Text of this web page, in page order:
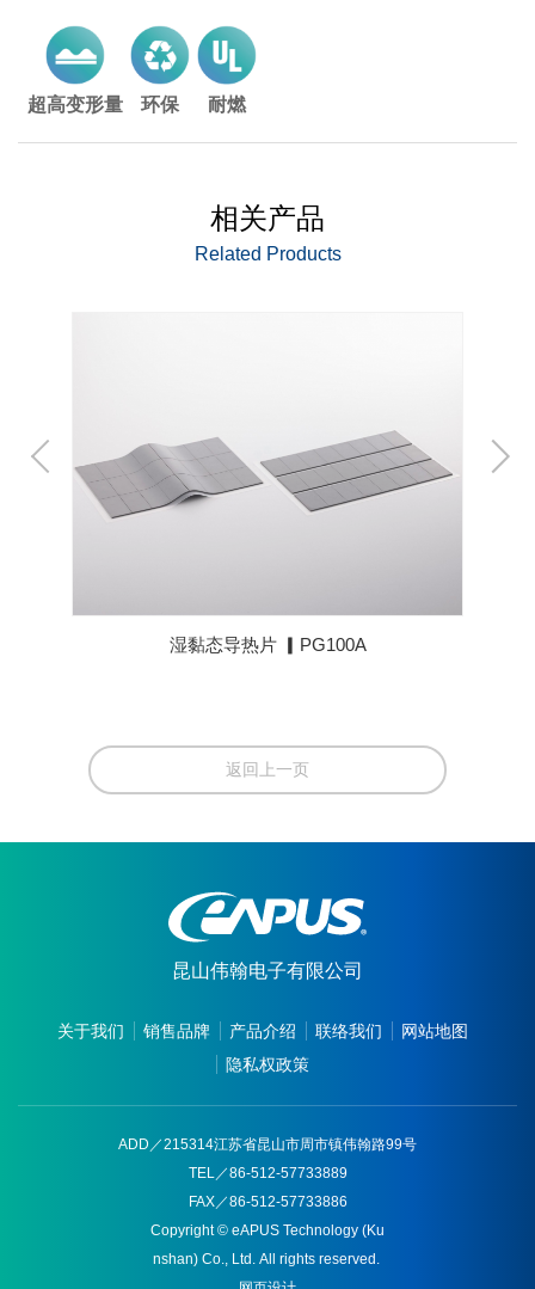
超高变形量 环保 耐燃
相关产品
Related Products
湿黏态导热片 ▎PG100A
返回上一页
昆山伟翰电子有限公司
关于我们 销售品牌 产品介绍 联络我们
网站地图
隐私权政策
ADD／215314江苏省昆山市周市镇伟翰路99号
TEL／86-512-57733889
FAX／86-512-57733886
Copyright © eAPUS Technology (Ku
nshan) Co., Ltd. All rights reserved.